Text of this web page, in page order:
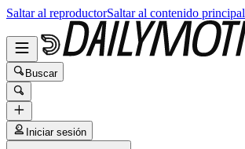
Saltar al reproductorSaltar al contenido principal
Buscar
Iniciar sesión